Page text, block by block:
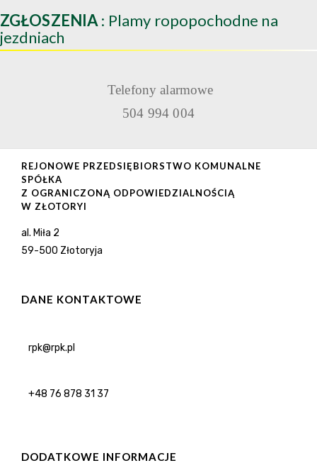
ZGŁOSZENIA: Plamy ropopochodne na
jezdniach
Telefony alarmowe
504 994 004
REJONOWE PRZEDSIĘBIORSTWO KOMUNALNE
SPÓŁKA
Z OGRANICZONĄ ODPOWIEDZIALNOŚCIĄ
W ZŁOTORYI
al. Miła 2
59-500 Złotoryja
DANE KONTAKTOWE
rpk@rpk.pl
+48 76 878 31 37
DODATKOWE INFORMACJE